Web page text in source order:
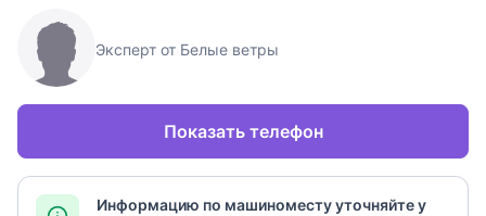
Эксперт от Белые ветры
Показать телефон
Информацию по машиноместу уточняйте у